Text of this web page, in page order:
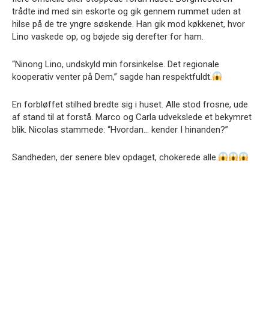
trådte ind med sin eskorte og gik gennem rummet uden at
hilse på de tre yngre søskende. Han gik mod køkkenet, hvor
Lino vaskede op, og bøjede sig derefter for ham.
“Ninong Lino, undskyld min forsinkelse. Det regionale
kooperativ venter på Dem,” sagde han respektfuldt.
En forbløffet stilhed bredte sig i huset. Alle stod frosne, ude
af stand til at forstå. Marco og Carla udvekslede et bekymret
blik. Nicolas stammede: “Hvordan… kender I hinanden?”
Sandheden, der senere blev opdaget, chokerede alle.